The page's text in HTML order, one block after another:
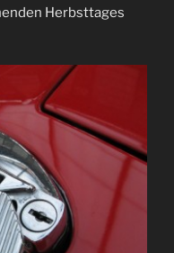
Herbsttages